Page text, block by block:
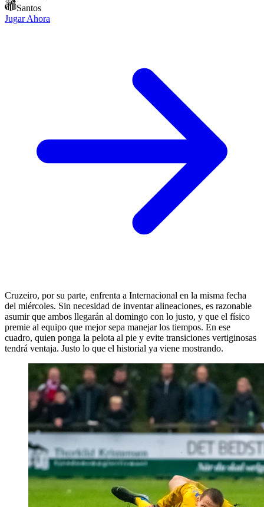
Santos
Jugar Ahora
Cruzeiro, por su parte, enfrenta a Internacional en la misma fecha
del miércoles. Sin necesidad de inventar alineaciones, es razonable
asumir que ambos llegarán al domingo con lo justo, y que el físico
premie al equipo que mejor sepa manejar los tiempos. En ese
cuadro, quien ponga la pelota al pie y evite transiciones vertiginosas
tendrá ventaja. Justo lo que el historial ya viene mostrando.